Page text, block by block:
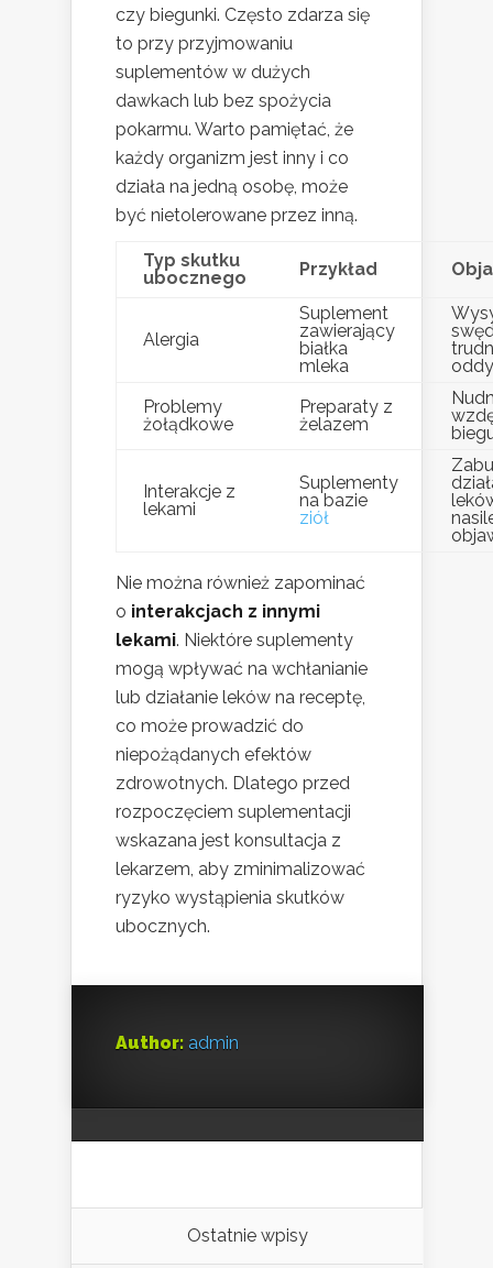
czy biegunki. Często zdarza się
to przy przyjmowaniu
suplementów w dużych
dawkach lub bez spożycia
pokarmu. Warto pamiętać, że
każdy organizm jest inny i co
działa na jedną osobę, może
być nietolerowane przez inną.
Typ skutku
ubocznego
Przykład
Alergia
Suplement
zawierający
białka
mleka
Problemy
żołądkowe
Preparaty z
żelazem
Interakcje z
lekami
Suplementy
na bazie
ziół
Nie można również zapominać
o interakcjach z innymi
lekami. Niektóre suplementy
mogą wpływać na wchłanianie
lub działanie leków na receptę,
co może prowadzić do
niepożądanych efektów
zdrowotnych. Dlatego przed
rozpoczęciem suplementacji
wskazana jest konsultacja z
lekarzem, aby zminimalizować
ryzyko wystąpienia skutków
ubocznych.
Author: admin
Ostatnie wpisy